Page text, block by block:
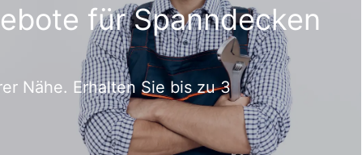
für Spanndecken
Nähe. Erhalten Sie bis zu 3